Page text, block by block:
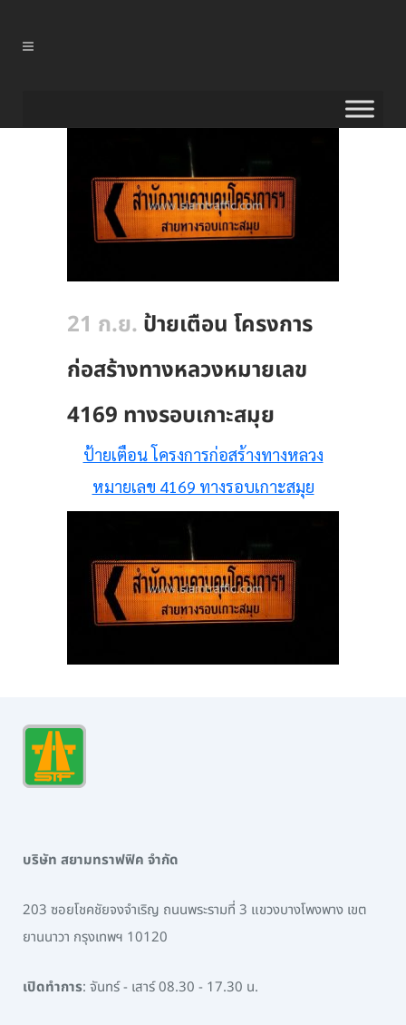
21 ก.ย. ป้ายเตือน โครงการ
ก่อสร้างทางหลวงหมายเลข
4169 ทางรอบเกาะสมุย
ป้ายเตือน โครงการก่อสร้างทางหลวง
หมายเลข 4169 ทางรอบเกาะสมุย
บริษัท สยามทราฟฟิค จำกัด
203 ซอยโชคชัยจงจำเริญ ถนนพระรามที่ 3 แขวงบางโพงพาง เขต
ยานนาวา กรุงเทพฯ 10120
เปิดทำการ: จันทร์ - เสาร์ 08.30 - 17.30 น.